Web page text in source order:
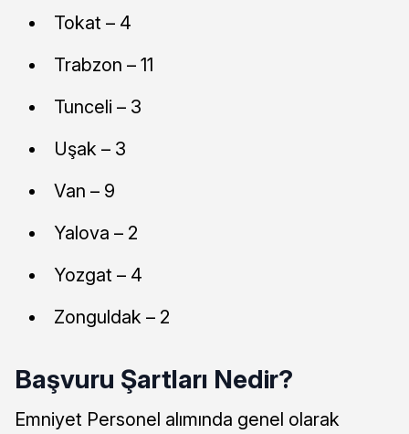
Tokat – 4
Trabzon – 11
Tunceli – 3
Uşak – 3
Van – 9
Yalova – 2
Yozgat – 4
Zonguldak – 2
Başvuru Şartları Nedir?
Emniyet Personel alımında genel olarak